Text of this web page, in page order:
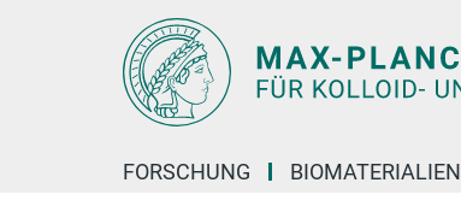
FORSCHUNG BIOMATERIALIEN